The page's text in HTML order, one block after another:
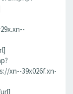
xn--39x026f.xn-